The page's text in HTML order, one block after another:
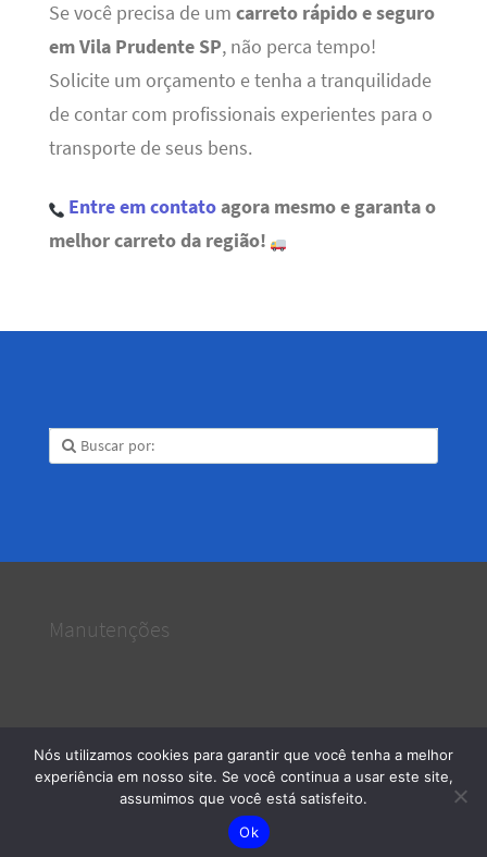
Se você precisa de um carreto rápido e seguro
em Vila Prudente SP, não perca tempo!
Solicite um orçamento e tenha a tranquilidade
de contar com profissionais experientes para o
transporte de seus bens.
Entre em contatoagora mesmo e garanta o
melhor carreto da região!
Manutenções
Serviços e Manutenções · 2026 © Todos os direitos reservados
Nós utilizamos cookies para garantir que você tenha a melhor
experiência em nosso site. Se você continua a usar este site,
assumimos que você está satisfeito.
Ok